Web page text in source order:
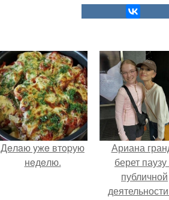
Дeлaю yжe втopую
нeдeлю.
Ариана
берет паузу
публичной